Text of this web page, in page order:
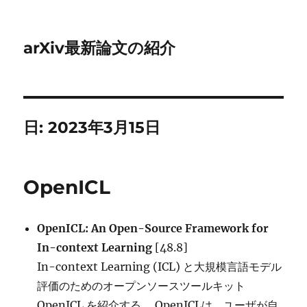
arXiv最新論文の紹介
日:2023年3月15日
OpenICL
OpenICL: An Open-Source Framework for
In-context Learning [48.8]
In-context Learning (ICL) と大規模言語モデル
評価のためのオープンソースツールキット